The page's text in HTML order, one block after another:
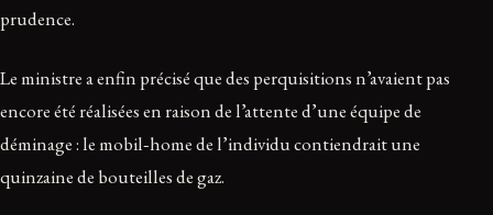
prudence.
Le ministre a enfin précisé que des perquisitions n’avaient pas
encore été réalisées en raison de l’attente d’une équipe de
déminage : le mobil‑home de l’individu contiendrait une
quinzaine de bouteilles de gaz.